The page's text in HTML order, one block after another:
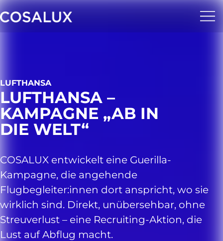
LUFTHANSA
LUFTHANSA –
KAMPAGNE „AB IN
DIE WELT“
COSALUX entwickelt eine Guerilla-
Kampagne, die angehende
Flugbegleiter:innen dort anspricht, wo sie
wirklich sind. Direkt, unübersehbar, ohne
Streuverlust – eine Recruiting-Aktion, die
Lust auf Abflug macht.